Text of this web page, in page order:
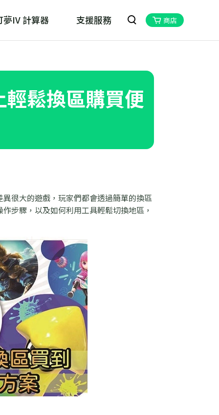
人Now的最佳夥伴
夢IV 計算器 支援服務 商店
鬆換區購買便
很大的遊戲，玩家們都會透過簡單的換區
步驟，以及如何利用工具輕鬆切換地區，